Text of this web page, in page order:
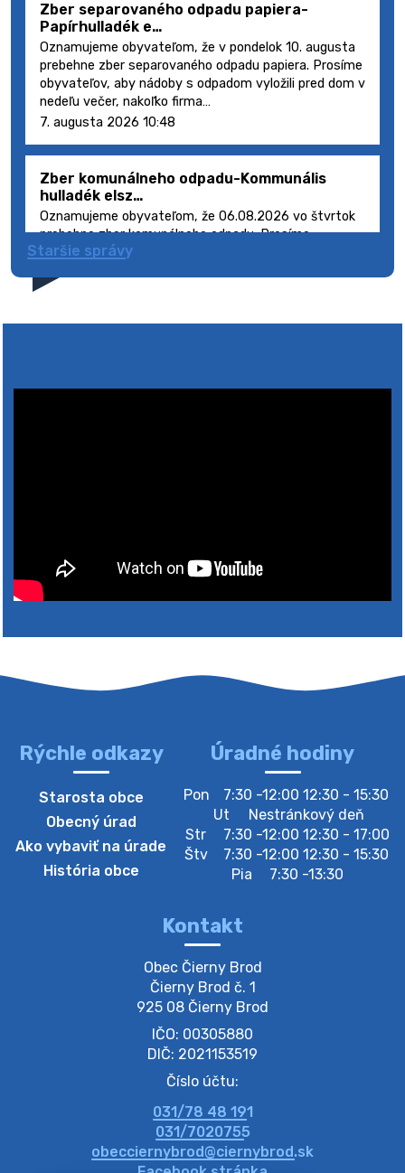
Zber separovaného odpadu papiera-
Papírhulladék e…
Oznamujeme obyvateľom, že v pondelok 10. augusta
prebehne zber separovaného odpadu papiera. Prosíme
obyvateľov, aby nádoby s odpadom vyložili pred dom v
nedeľu večer, nakoľko firma…
7. augusta 2026 10:48
Zber komunálneho odpadu-Kommunális
hulladék elsz…
Oznamujeme obyvateľom, že 06.08.2026 vo štvrtok
prebehne zber komunálneho odpadu. Prosíme
obyvateľov, aby smetné nádoby s odpadom vyložili
5. augusta 2026 08:41
4. augusta 2026 10:05
Zberný dvor-Gyűjtőudvar
Oznamujeme obyvateľom, že v stredu 05. augusta
bude zberný dvor zatvorený. Értesítjük a lakosokat,
hogy szerdán augusztus 05-én a gyűjtőudvar zárva
lesz https://ciernybrod.sk?p=214…
Zber separovaného odpadu plastu-
Szeparált műanya…
Oznamujeme obyvateľom, že v stredu 05. augusta
prebehne zber separovaného odpadu plastu. Prosíme
obyvateľov, aby vrecia s odpadom vyložili pred dom už
večer vopred, nakoľko firma F…
4. augusta 2026 09:51
Oznámenie o plánovanom prerušení dodávky
elektri…
Oznamujeme Vám, že v určitých dňoch bude v
Staršie správy
Rýchle odkazy
Starosta obce
Obecný úrad
Ako vybaviť na úrade
História obce
Úradné hodiny
Pon
7:30 -12:00 12:30 - 15:30
Ut
Nestránkový deň
Str
7:30 -12:00 12:30 - 17:00
Štv
7:30 -12:00 12:30 - 15:30
Pia
7:30 -13:30
Kontakt
Obec Čierny Brod
Čierny Brod č. 1
925 08 Čierny Brod
IČO: 00305880
DIČ: 2021153519
Číslo účtu:
031/78 48 191
031/7020755
obecciernybrod@ciernybrod.sk